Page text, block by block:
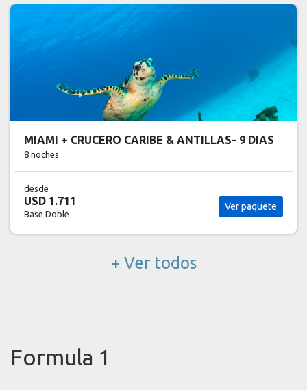
BAYAHIBE - 9 DIAS
8 noches
desde
USD 1.754
Base Doble
Ver paquete
+ Ver todos
Formula 1